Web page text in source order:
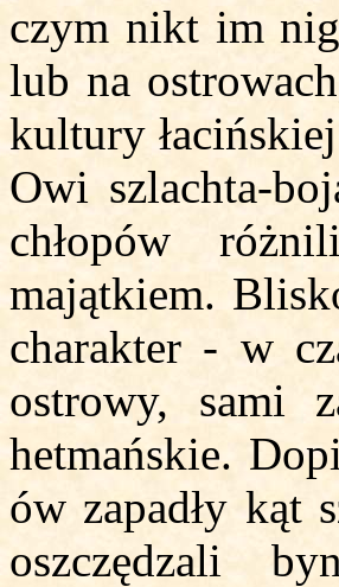
czym nikt im
lub na
kultury
Owi szlachta-
chłopów
majątkiem.
charakter - w
ostrowy, sami
hetmańskie.
ów zapadły kąt
oszczędzali